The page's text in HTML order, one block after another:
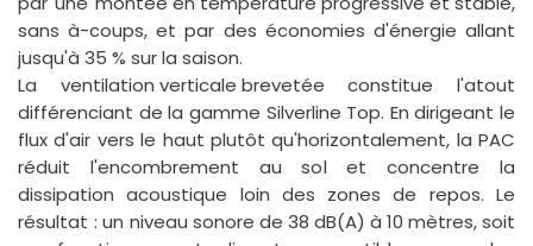
sans à-coups, et par des économies d'énergie allant
jusqu'à 35 % sur la saison.
La ventilation verticale brevetée constitue l'atout
différenciant de la gamme Silverline Top. En dirigeant le
flux d'air vers le haut plutôt qu'horizontalement, la PAC
réduit l'encombrement au sol et concentre la
dissipation acoustique loin des zones de repos. Le
résultat : un niveau sonore de 38 dB(A) à 10 mètres, soit